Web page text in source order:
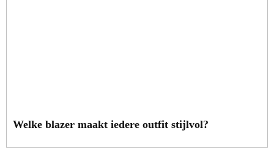
Welke blazer maakt iedere outfit stijlvol?